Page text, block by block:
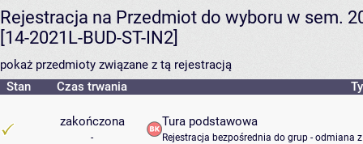
Rejestracja na Przedmiot do wyboru w sem.
[14-2021L-BUD-ST-IN2]
pokaż przedmioty związane z tą rejestracją
Stan
Czas trwania
zakończona
-
Tura podstawowa
Rejestracja bezpośrednia do grup - odmiana